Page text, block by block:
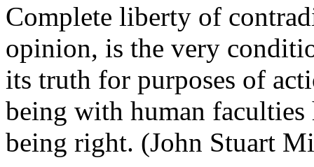
Complete liberty of
opinion, is the very
its truth for purposes of
being with human faculties
being right. (John Stuart